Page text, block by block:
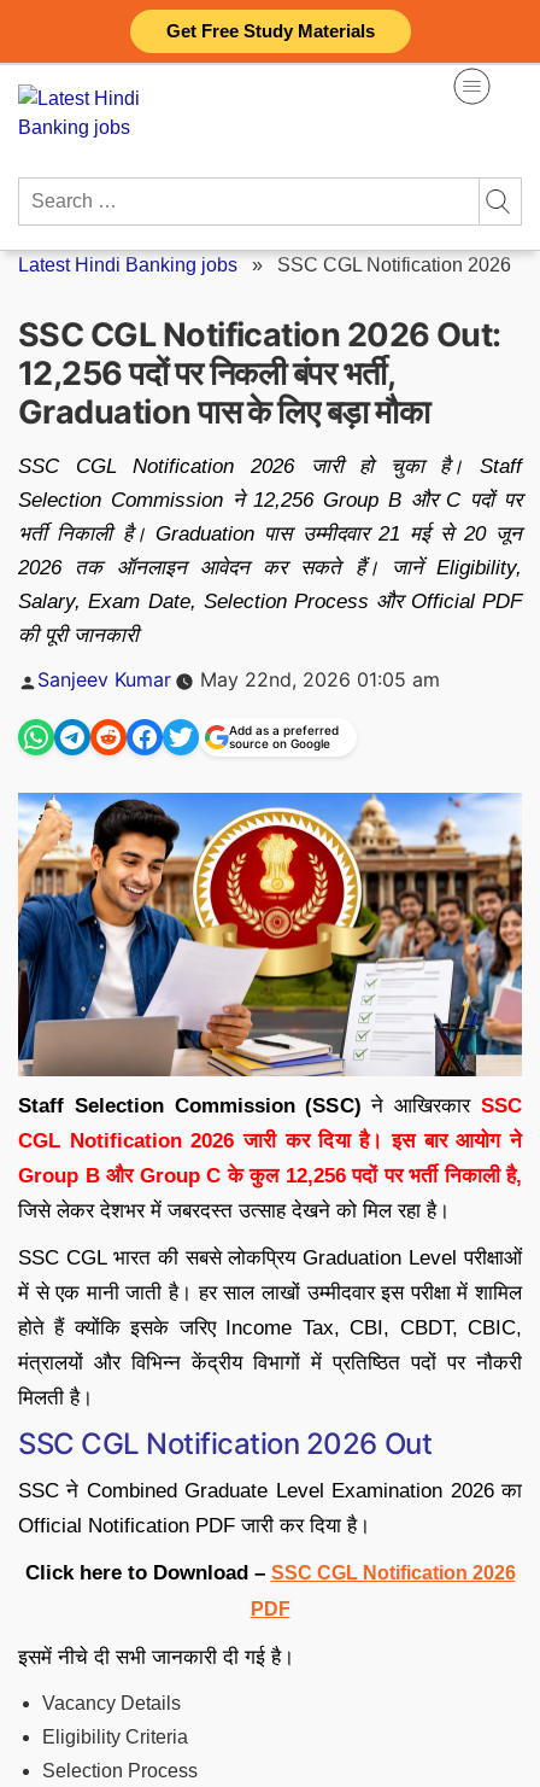
Get Free Study Materials
content
Search
Latest Hindi Banking jobs » SSC CGL Notification 2026
SSC CGL Notification 2026 Out:
12,256 पदों पर निकली बंपर भर्ती,
Graduation पास के लिए बड़ा मौका
SSC CGL Notification 2026 जारी हो चुका है। Staff
Selection Commission ने 12,256 Group B और C पदों पर
भर्ती निकाली है। Graduation पास उम्मीदवार 21 मई से 20 जून
2026 तक ऑनलाइन आवेदन कर सकते हैं। जानें Eligibility,
Salary, Exam Date, Selection Process और Official PDF
की पूरी जानकारी
Posted
Sanjeev Kumar May 22nd, 2026 01:05 am
Add as a preferred
source on Google
Staff Selection Commission (SSC) ने आखिरकार SSC
CGL Notification 2026 जारी कर दिया है। इस बार आयोग ने
Group B और Group C के कुल 12,256 पदों पर भर्ती निकाली है,
जिसे लेकर देशभर में जबरदस्त उत्साह देखने को मिल रहा है।
SSC CGL भारत की सबसे लोकप्रिय Graduation Level परीक्षाओं
में से एक मानी जाती है। हर साल लाखों उम्मीदवार इस परीक्षा में शामिल
होते हैं क्योंकि इसके जरिए Income Tax, CBI, CBDT, CBIC,
मंत्रालयों और विभिन्न केंद्रीय विभागों में प्रतिष्ठित पदों पर नौकरी
मिलती है।
SSC CGL Notification 2026 Out
SSC ने Combined Graduate Level Examination 2026 का
Official Notification PDF जारी कर दिया है।
Click here to Download – SSC CGL Notification 2026
PDF
इसमें नीचे दी सभी जानकारी दी गई है।
Vacancy Details
Eligibility Criteria
Selection Process